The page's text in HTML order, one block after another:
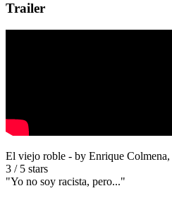
Trailer
El viejo roble - by Enrique Colmena,
3 / 5 stars
"Yo no soy racista, pero..."